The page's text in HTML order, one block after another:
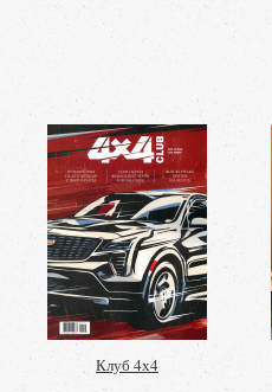
Клуб 4х4